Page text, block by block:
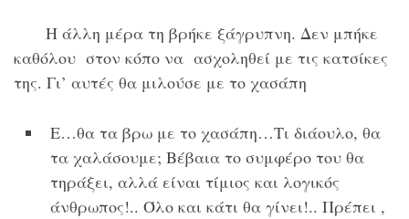
Η άλλη μέρα τη βρήκε ξάγρυπνη. Δεν μπήκε
καθόλου στον κόπο να ασχοληθεί με τις κατσίκες
της. Γι’ αυτές θα μιλούσε με το χασάπη
Ε…θα τα βρω με το χασάπη…Τι διάουλο, θα
τα χαλάσουμε; Βέβαια το συμφέρο του θα
τηράξει, αλλά είναι τίμιος και λογικός
άνθρωπος!.. Όλο και κάτι θα γίνει!.. Πρέπει ,